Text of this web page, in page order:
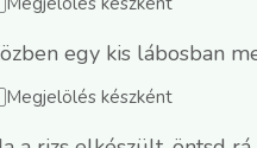
egy kis lábosban
Megjelölés készként